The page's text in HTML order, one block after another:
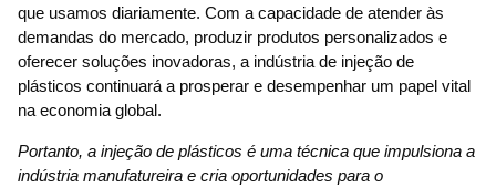
que usamos diariamente. Com a capacidade de atender às
demandas do mercado, produzir produtos personalizados e
oferecer soluções inovadoras, a indústria de injeção de
plásticos continuará a prosperar e desempenhar um papel vital
na economia global.
Portanto, a injeção de plásticos é uma técnica que impulsiona a
indústria manufatureira e cria oportunidades para o